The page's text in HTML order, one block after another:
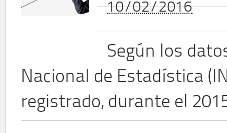
10/02/2016
Según los
Nacional de Estadística
registrado, durante el